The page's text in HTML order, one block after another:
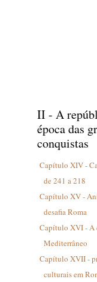
II - A
época das
conquistas
Capítulo XIV -
de 241 a 218
Capítulo XV -
desafia Roma
Capítulo XVI - A
Mediterrâneo
Capítulo XVII -
culturais em